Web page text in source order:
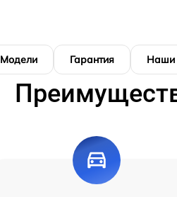
Модели Гарантия Наши